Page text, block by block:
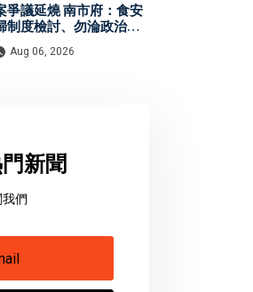
爭議延燒 南市府：食安
制度檢討、勿淪政治攻
Aug 06, 2026
新聞
們